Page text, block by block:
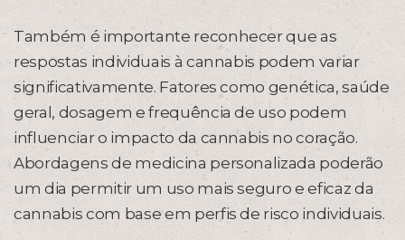
Também é importante reconhecer que as
respostas individuais à cannabis podem variar
significativamente. Fatores como genética, saúde
geral, dosagem e frequência de uso podem
influenciar o impacto da cannabis no coração.
Abordagens de medicina personalizada poderão
um dia permitir um uso mais seguro e eficaz da
cannabis com base em perfis de risco individuais.